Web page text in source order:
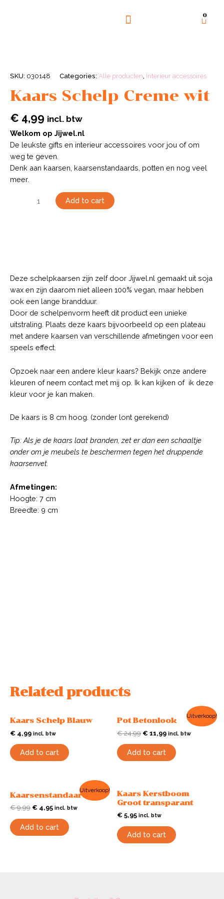
0
SKU: 030148 Categories: Alle producten Interieur accessoires
Kaars Schelp Creme wit
€ 4,99 incl. btw
Welkom op Jijwel.nl
De leukste gifts en interieur accessoires voor jou of om
weg te geven.
Denk aan kaarsen, kaarsenstandaards, potten en nog veel
meer.
Add to cart
Deze schelpkaarsen zijn zelf door Jijwel.nl gemaakt uit soja
wax en zijn daarom niet alleen 100% vegan, maar hebben
ook een lange brandduur.
Door de schelpenvorm heeft dit product een unieke
uitstraling. Plaats deze kaars bijvoorbeeld op een plateau
met andere kaarsen van verschillende afmetingen voor een
speels effect.
Opzoek naar een andere kleur kaars? Bekijk onze andere
kleuren of neem contact met mij op. Ik kan kijken of ik deze
kleur voor je kan maken.
De kaars is 8 cm hoog. (zonder lont gerekend)
Tip: Als je de kaars laat branden, zet er dan een schaaltje
onder om je meubels te beschermen tegen het druppende
kaarsenvet.
Afmetingen:
Hoogte: 7 cm
Breedte: 9 cm
Related products
Kaars Schelp Blauw
€ 4,99 incl. btw
Add to cart
Uitverkoop!
Pot Betonlook
€24,99 € 11,99 incl. btw
Add to cart
Uitverkoop!
Kaarsenstandaard Wit
€9,99 € 4,95 incl. btw
Add to cart
Kaars Kerstboom
Groot transparant
€ 5,95 incl. btw
Add to cart